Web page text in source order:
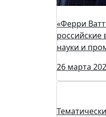
«Ферри
российские
науки и
26 марта